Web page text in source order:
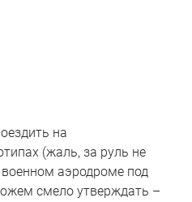
на
(жаль, за руль не
аэродроме под
смело утверждать –